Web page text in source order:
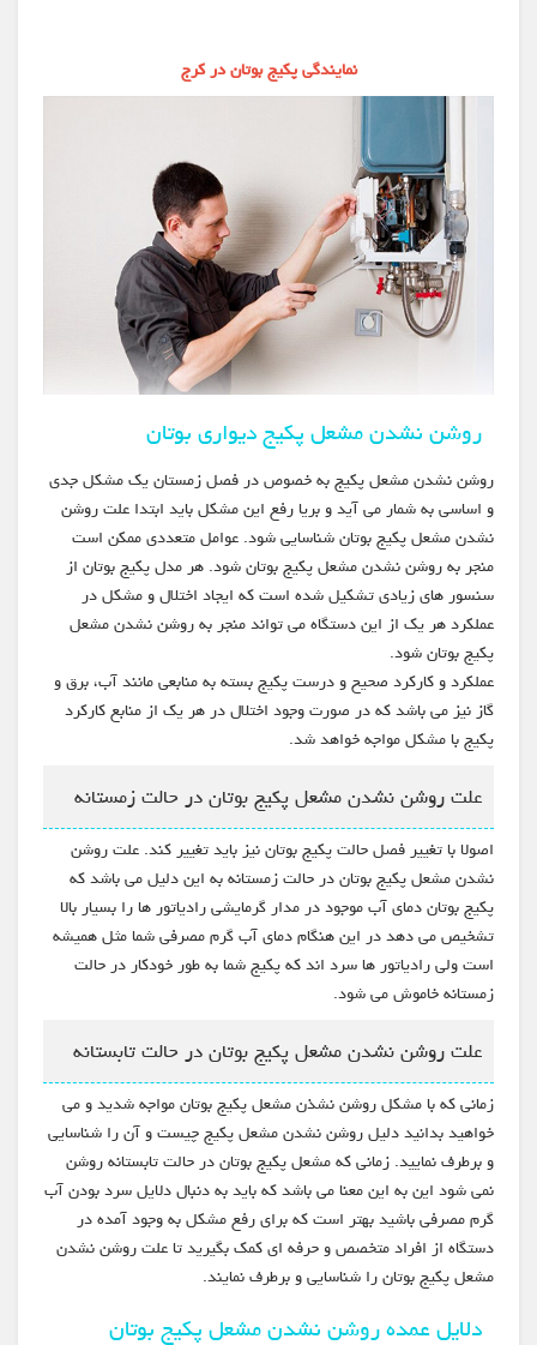
نمایندگی پکیج بوتان در کرج
روشن نشدن مشعل پکیج دیواری بوتان
روشن نشدن مشعل پکیج به خصوص در فصل زمستان یک مشکل جدی
و اساسی به شمار می آید و بریا رفع این مشکل باید ابتدا علت روشن
نشدن مشعل پکیج بوتان شناسایی شود. عوامل متعددی ممکن است
منجر به روشن نشدن مشعل پکیج بوتان شود. هر مدل پکیج بوتان از
سنسور های زیادی تشکیل شده است که ایجاد اختلال و مشکل در
عملکرد هر یک از این دستگاه می تواند منجر به روشن نشدن مشعل
پکیج بوتان شود.
عملکرد و کارکرد صحیح و درست پکیج بسته به منابعی مانند آب، برق و
گاز نیز می باشد که در صورت وجود اختلال در هر یک از منابع کارکرد
پکیج با مشکل مواجه خواهد شد.
علت روشن نشدن مشعل پکیج بوتان در حالت زمستانه
اصولا با تغییر فصل حالت پکیج بوتان نیز باید تغییر کند. علت روشن
نشدن مشعل پکیج بوتان در حالت زمستانه به این دلیل می باشد که
پکیج بوتان دمای آب موجود در مدار گرمایشی رادیاتور ها را بسیار بالا
تشخیص می دهد در این هنگام دمای آب گرم مصرفی شما مثل همیشه
است ولی رادیاتور ها سرد اند که پکیج شما به طور خودکار در حالت
زمستانه خاموش می شود.
علت روشن نشدن مشعل پکیج بوتان در حالت تابستانه
زمانی که با مشکل روشن نشذن مشعل پکیج بوتان مواجه شدید و می
خواهید بدانید دلیل روشن نشدن مشعل پکیج چیست و آن را شناسایی
و برطرف نمایید. زمانی که مشعل پکیج بوتان در حالت تابستانه روشن
نمی شود این به این معنا می باشد که باید به دنبال دلایل سرد بودن آب
گرم مصرفی باشید بهتر است که برای رفع مشکل به وجود آمده در
دستگاه از افراد متخصص و حرفه ای کمک بگیرید تا علت روشن نشدن
مشعل پکیج بوتان را شناسایی و برطرف نمایند.
دلایل عمده روشن نشدن مشعل پکیج بوتان